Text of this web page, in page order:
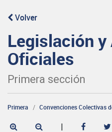
Volver
Legislación
Oficiales
Primera sección
Primera Convenciones Colectivas
|